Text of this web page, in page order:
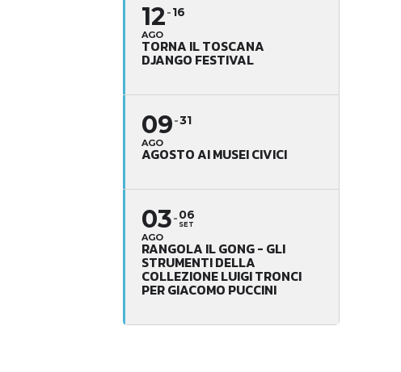
12
AGO
16
TORNA IL TOSCANA
DJANGO FESTIVAL
09
AGO
31
AGOSTO AI MUSEI CIVICI
03
AGO
06
SET
RANGOLA IL GONG - GLI
STRUMENTI DELLA
COLLEZIONE LUIGI TRONCI
PER GIACOMO PUCCINI